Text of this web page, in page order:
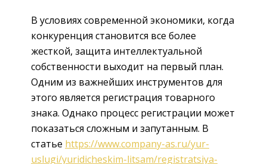
В условиях современной экономики, когда
конкуренция становится все более
жесткой, защита интеллектуальной
собственности выходит на первый план.
Одним из важнейших инструментов для
этого является регистрация товарного
знака. Однако процесс регистрации может
показаться сложным и запутанным. В
статье https://www.company-as.ru/yur-
uslugi/yuridicheskim-litsam/registratsiya-